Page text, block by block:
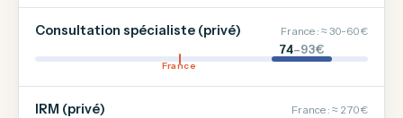
Consultation spécialiste (privé) France : ≈ 30-60 €
74–93€
France
IRM (privé) France : ≈ 270 €